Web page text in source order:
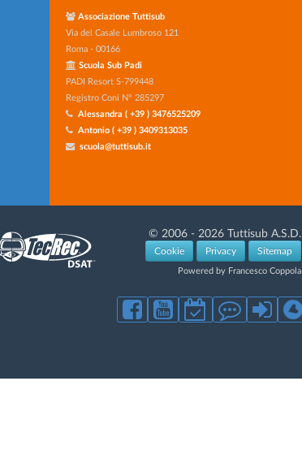
Associazione Tuttisub
Via del Casale Lumbroso 121
Roma - 00166
Scuola Sub Padi
PADI Resort S-799448
Registro Coni N° 285297
Alessandra ( +39 ) 3476525209
Antonio ( +39 ) 3409313035
scuola@tuttisub.it
© 2006 - 2026 Tuttisub A.S.D.
Cookie Privacy Sitemap
Powered by Francesco Coppola